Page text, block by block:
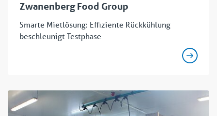
Zwanenberg Food Group
Smarte Mietlösung: Effiziente Rückkühlung
beschleunigt Testphase